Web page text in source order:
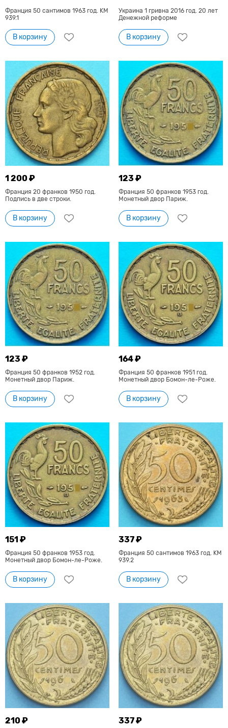
Франция 50 сантимов 1963 год. KM
939.1
В корзину
Украина 1 гривна 2016 год. 20 лет
Денежной реформе
В корзину
1 200 ₽
Франция 20 франков 1950 год.
Подпись в две строки.
В корзину
123 ₽
Франция 50 франков 1953 год.
Монетный двор Париж.
В корзину
123 ₽
Франция 50 франков 1952 год.
Монетный двор Париж.
В корзину
164 ₽
Франция 50 франков 1951 год.
Монетный двор Бомон-ле-Роже.
В корзину
151 ₽
Франция 50 франков 1953 год.
Монетный двор Бомон-ле-Роже.
В корзину
337 ₽
Франция 50 сантимов 1963 год. KM
939.2
В корзину
210 ₽ 337 ₽